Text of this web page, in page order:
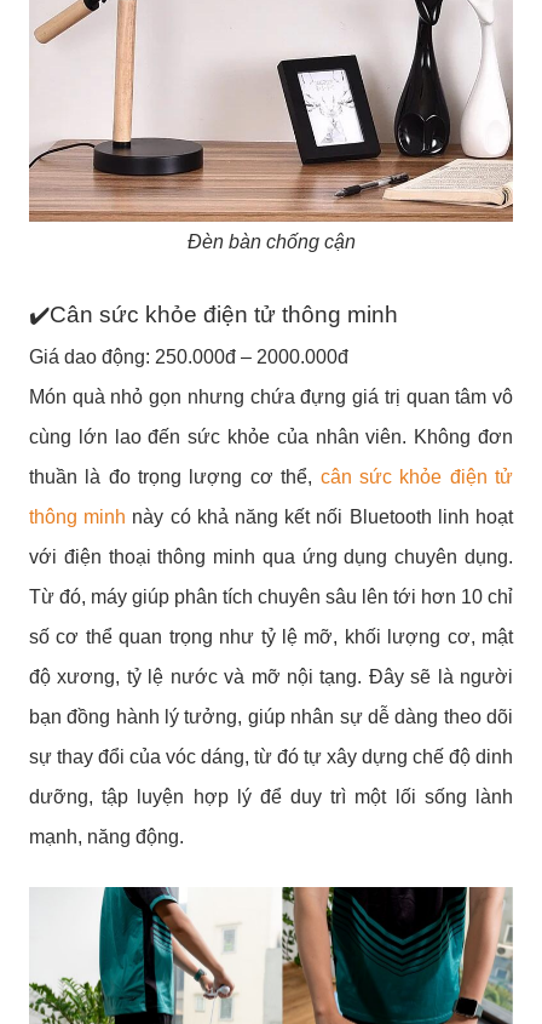
Đèn bàn chống cận
✔️Cân sức khỏe điện tử thông minh
Giá dao động: 250.000đ – 2000.000đ
Món quà nhỏ gọn nhưng chứa đựng giá trị quan tâm vô
cùng lớn lao đến sức khỏe của nhân viên. Không đơn
thuần là đo trọng lượng cơ thể, cân sức khỏe điện tử
thông minh này có khả năng kết nối Bluetooth linh hoạt
với điện thoại thông minh qua ứng dụng chuyên dụng.
Từ đó, máy giúp phân tích chuyên sâu lên tới hơn 10 chỉ
số cơ thể quan trọng như tỷ lệ mỡ, khối lượng cơ, mật
độ xương, tỷ lệ nước và mỡ nội tạng. Đây sẽ là người
bạn đồng hành lý tưởng, giúp nhân sự dễ dàng theo dõi
sự thay đổi của vóc dáng, từ đó tự xây dựng chế độ dinh
dưỡng, tập luyện hợp lý để duy trì một lối sống lành
mạnh, năng động.